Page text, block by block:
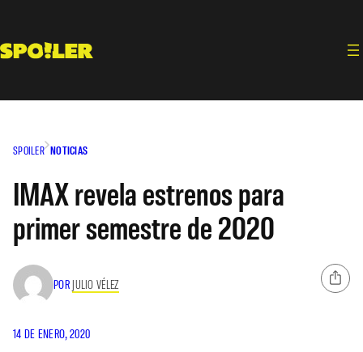
contenido
SPOILER NOTICIAS
IMAX revela estrenos para
primer semestre de 2020
POR JULIO VÉLEZ
14 DE ENERO, 2020